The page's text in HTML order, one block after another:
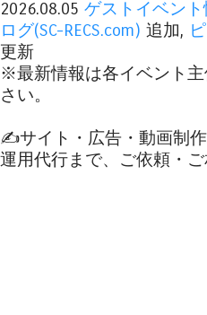
2026.08.05 ゲストイベント
ログ(SC-RECS.com) 追加,
更新
※最新情報は各イベント主
さい。
✍️サイト・広告・動画制作
運用代行まで、ご依頼・